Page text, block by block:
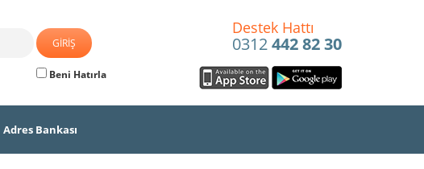
Beni Hatırla
Destek Hattı
0312442 82 30
Adres Bankası